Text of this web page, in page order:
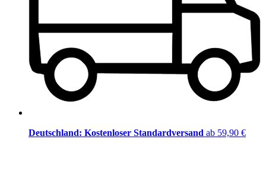
Deutschland: Kostenloser Standardversand ab 59,90 €